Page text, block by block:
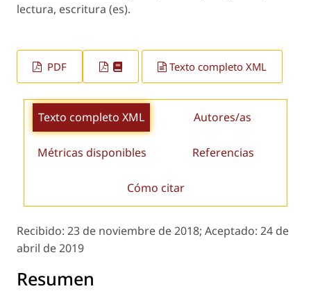
lectura, escritura (es).
PDF Texto completo XML
Texto completo XML Autores/as
Métricas disponibles Referencias
Cómo citar
Recibido: 23 de noviembre de 2018; Aceptado: 24 de
abril de 2019
Resumen